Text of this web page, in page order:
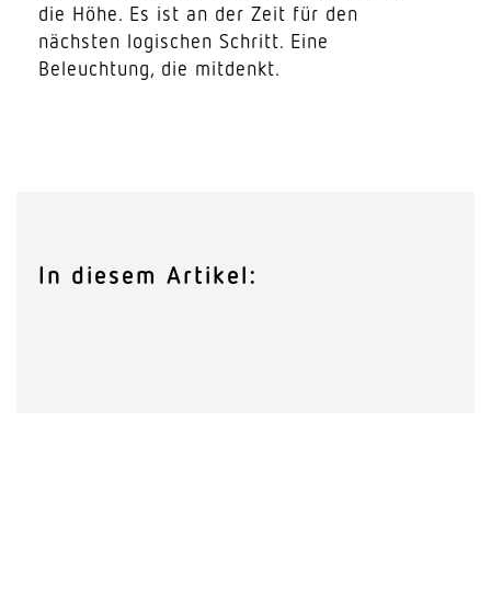
die Höhe. Es ist an der Zeit für den
nächsten logi­schen Schritt. Eine
Beleuchtung, die mitdenkt.
In diesem Artikel: